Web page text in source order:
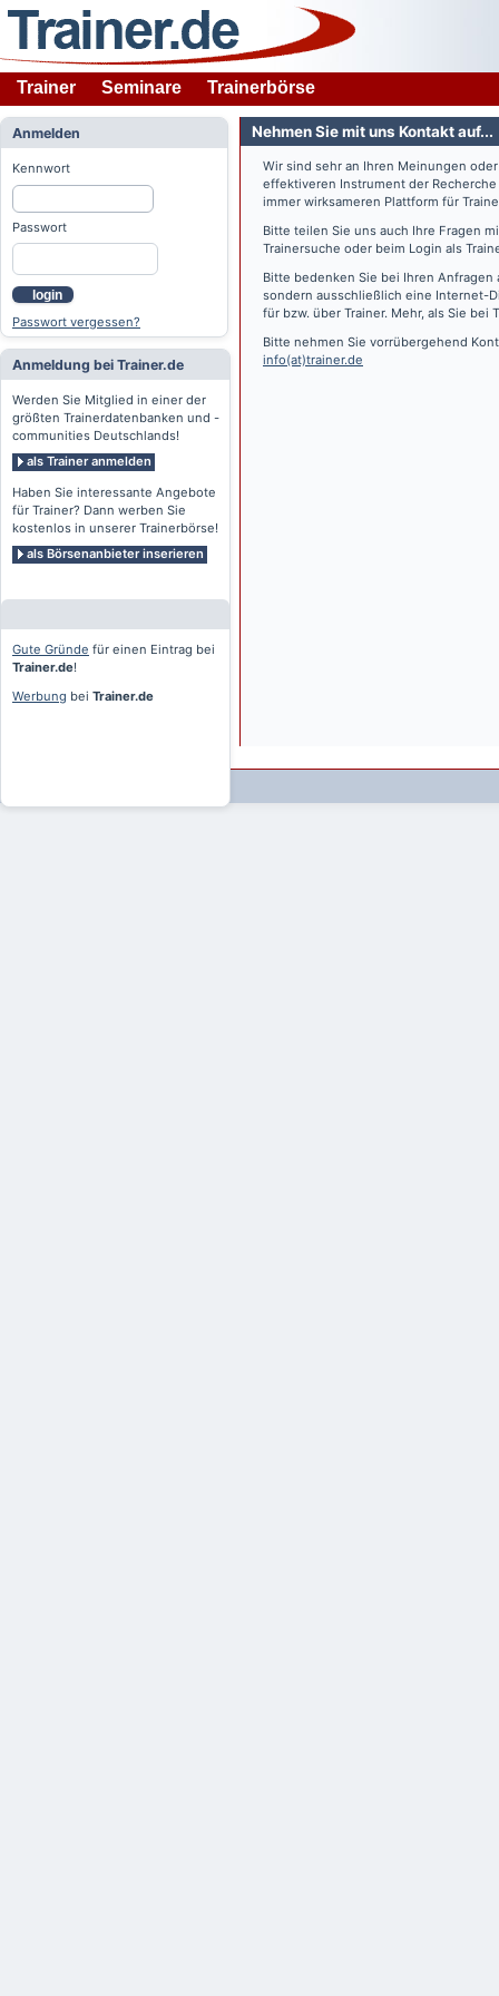
Trainer Seminare Trainerbörse
Anmelden
Kennwort
Passwort
login
Passwort vergessen?
Anmeldung bei Trainer.de
Werden Sie Mitglied in einer der
größten Trainerdatenbanken und -
communities Deutschlands!
als Trainer anmelden
Haben Sie interessante Angebote
für Trainer? Dann werben Sie
kostenlos in unserer Trainerbörse!
als Börsenanbieter inserieren
Gute Gründe für einen Eintrag bei
Trainer.de!
Werbung bei Trainer.de
Nehmen Sie mit uns Kontakt auf...
Wir sind sehr an Ihren Meinungen
effektiveren Instrument der
immer wirksameren Plattform für
Bitte teilen Sie uns auch Ihre Fragen
Trainersuche oder beim Login als
Bitte bedenken Sie bei Ihren
sondern ausschließlich eine Internet-
für bzw. über Trainer. Mehr, als Sie bei
Bitte nehmen Sie vorrübergehend
info(at)trainer.de